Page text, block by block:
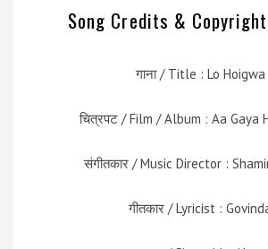
Song Credits &
गाना / Title : Lo Hoigwa
चित्रपट / Film / Album : Aa Gaya
संगीतकार / Music Director :
गीतकार / Lyricist :